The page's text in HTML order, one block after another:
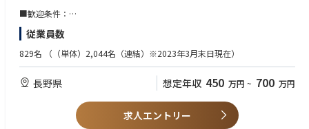
・営業へのサービス説明
■企業魅力
・他社に比べ商品ラインナップが多く、プリンター単体だけではなく周辺
機器も海外メーカー等から仕入れ、セット販売で顧客ニーズに応えられる
事ができます。
製品のサポート体制（全国16営業所から出張修理）も充実しているため、
高い信頼を獲得。
■歓迎条件：
・印刷業界での勤務経験
・中級以上の英語力（目安：TOEIC(R)テスト600以上／読解が可能なレベ
ル）
従業員数
829名 （（単体）2,044名（連結）※2023年3月末日現在）
長野県 想定年収 450 万円 ~ 700 万円
求人エントリー